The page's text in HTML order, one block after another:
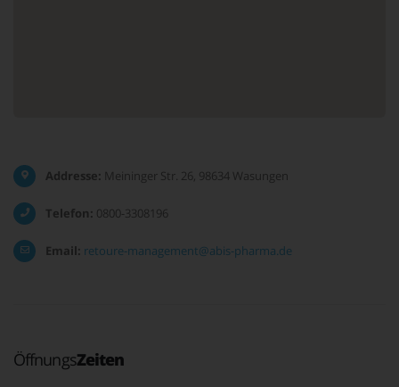
Addresse: Meininger Str. 26, 98634 Wasungen
Telefon: 0800-3308196
Email: retoure-management@abis-pharma.de
ÖffnungsZeiten